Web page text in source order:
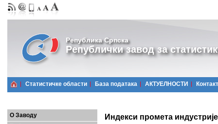
Република Српска
Републички завод за
Статистичке области Базa података АКТУЕЛНОСТИ Контакт
О Заводу
Индекси промета